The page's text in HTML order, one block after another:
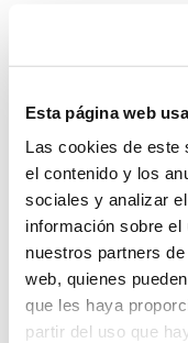
Esta página web
Las cookies de este
el contenido y los
sociales y analizar
información sobre el
nuestros partners
web, quienes
que les haya
partir del uso que
puede ser una
cibernética.
ESET NOD 32
entornos
administración
este modo,
dispositivos de tu
libres de amenazas.
Grupo-System,